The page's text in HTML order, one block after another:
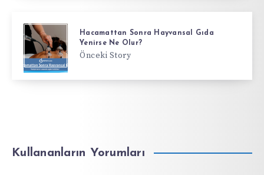
Hacamattan Sonra Hayvansal Gıda
Yenirse Ne Olur?
Önceki Story
Kullananların Yorumları